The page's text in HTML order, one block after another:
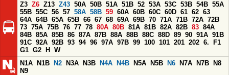
Z3 Z6 Z13 Z43 50A 50B 51A 51B 52 53A 53C 53B 54B 55A
55B 55C 56 57 58A 58B 59 60A 60B 60C 60D 61 62 63
64A 64B 65A 65B 66 67 68 69A 69B 70 71A 71B 72A 72B
73 75A 75B 76 77 78 80A 80B 81A 81B 82A 82B 83 84A
84B 85A 85B 86 87A 87B 88A 88B 88C 88D 89 90 91A 91B
91C 92A 92B 93 94 96 97A 97B 99 100 101 201 202 6.
F1
G1 G2 H
W
N1A
N1B N2 N3A N3B N4A N4B N5A N5B N6 N7A N7B
N8
N9